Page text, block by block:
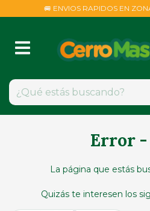
🚐 ENVIOS RAPIDOS EN
Error -
La página que estás
Quizás te interesen los